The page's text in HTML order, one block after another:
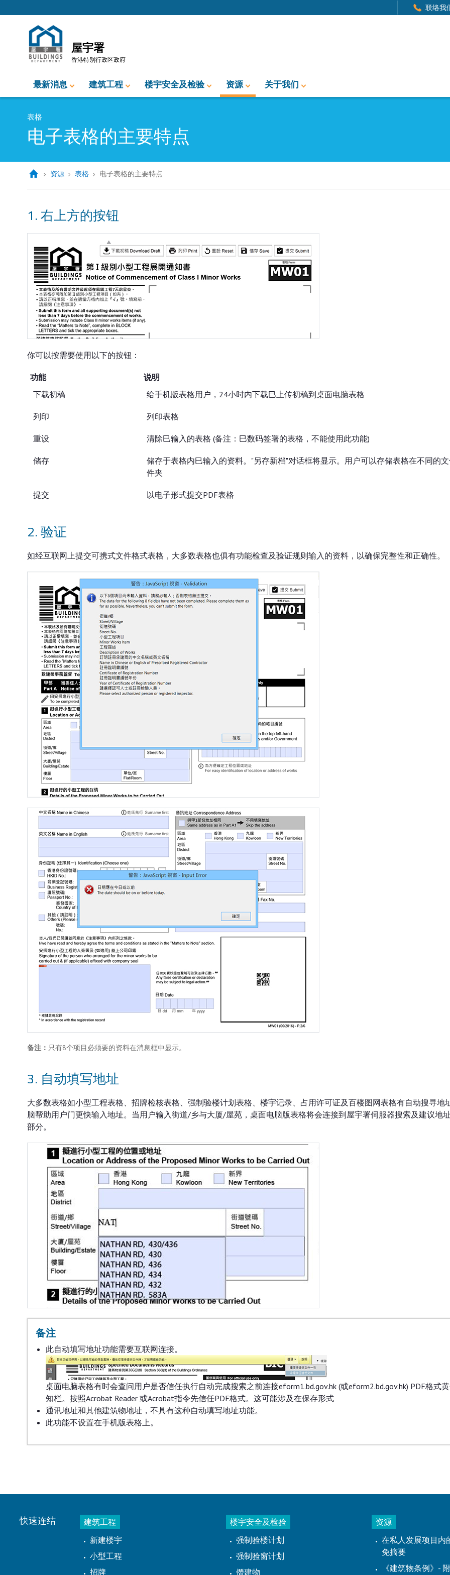
联络我
屋宇署
香港特别行政区政府
最新消息 建筑工程 楼宇安全及检验 资源 关于我们
表格
电子表格的主要特点
资源 表格 电子表格的主要特点
1. 右上方的按钮
你可以按需要使用以下的按钮：
功能
说明
下载初稿
给手机版表格用户，24小时内下载巳上传初稿到桌面电脑表格
列印 列印表格
重设 清除巳输入的表格 (备注：巳数码签署的表格，不能使用此功能)
储存
储存于表格内巳输入的资料。"另存新档"对话框将显示。用户可以存储表格在不同的
件夹
提交 以电子形式提交PDF表格
2. 验证
如经互联网上提交可携式文件格式表格，大多数表格也俱有功能检查及验证规则输入的资料，以确保完整性和正确性。
备注： 只有8个项目必须要的资料在消息框中显示。
3. 自动填写地址
大多数表格如小型工程表格、招牌检核表格、强制验楼计划表格、楼宇记录、占用许可证及百楼图网表格有自动搜寻地
脑帮助用户门更快输入地址。当用户输入街道/乡与大厦/屋苑，桌面电脑版表格将会连接到屋宇署伺服器搜索及建议地
部分。
备注
此自动填写地址功能需要互联网连接。
桌面电脑表格有时会查问用户是否信任执行自动完成搜索之前连接eform1.bd.gov.hk (或eform2.bd.gov.hk) PDF格式
知栏。按照Acrobat Reader 或Acrobat指令先信任PDF格式。这可能涉及在保存形式
通讯地址和其他建筑物地址，不具有这种自动填写地址功能。
此功能不设置在手机版表格上。
快速连结
建筑工程
新建楼宇
小型工程
招牌
楼宇安全及检验
强制验楼计划
强制验窗计划
僭建物
资源
在私人发展项目内
免摘要
《建筑物条例》-